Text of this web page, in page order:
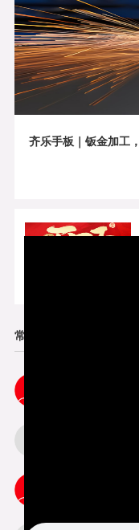
齐乐手板｜钣金加工
常见问题